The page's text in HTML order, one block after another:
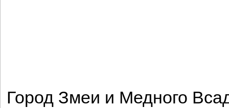
Город Змеи и Медного